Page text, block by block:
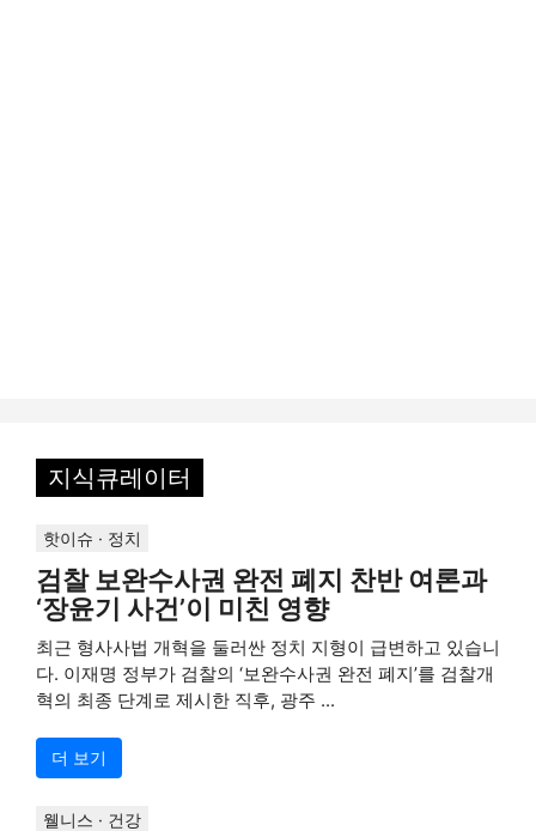
지식큐레이터
핫이슈 · 정치
검찰 보완수사권 완전 폐지 찬반 여론과
‘장윤기 사건’이 미친 영향
최근 형사사법 개혁을 둘러싼 정치 지형이 급변하고 있습니
다. 이재명 정부가 검찰의 ‘보완수사권 완전 폐지’를 검찰개
혁의 최종 단계로 제시한 직후, 광주 ...
더 보기
웰니스 · 건강